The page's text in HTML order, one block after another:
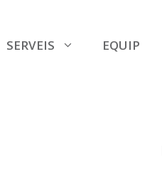
SERVEIS EQUIP